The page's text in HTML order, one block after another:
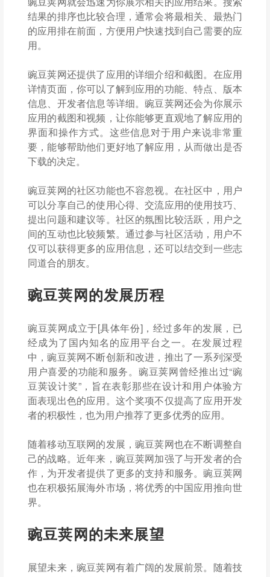
结果的排序也比较合理，通常会将最相关、最热门
的应用排在前面，方便用户快速找到自己需要的应
用。
豌豆荚网还提供了应用的详细介绍和截图。在应用
详情页面，你可以了解到应用的功能、特点、版本
信息、开发者信息等详细。豌豆荚网还会为你展示
应用的截图和视频，让你能够更直观地了解应用的
界面和操作方式。这些信息对于用户来说非常重
要，能够帮助他们更好地了解应用，从而做出是否
下载的决定。
豌豆荚网的社区功能也不容忽视。在社区中，用户
可以分享自己的使用心得、交流应用的使用技巧、
提出问题和建议等。社区的氛围比较活跃，用户之
间的互动也比较频繁。通过参与社区活动，用户不
仅可以获得更多的应用信息，还可以结交到一些志
同道合的朋友。
豌豆荚网的发展历程
豌豆荚网成立于[具体年份]，经过多年的发展，已
经成为了国内知名的应用平台之一。在发展过程
中，豌豆荚网不断创新和改进，推出了一系列深受
用户喜爱的功能和服务。豌豆荚网曾经推出过“豌
豆荚设计奖”，旨在表彰那些在设计和用户体验方
面表现出色的应用。这个奖项不仅提高了应用开发
者的积极性，也为用户推荐了更多优秀的应用。
随着移动互联网的发展，豌豆荚网也在不断调整自
己的战略。近年来，豌豆荚网加强了与开发者的合
作，为开发者提供了更多的支持和服务。豌豆荚网
也在积极拓展海外市场，将优秀的中国应用推向世
界。
豌豆荚网的未来展望
展望未来，豌豆荚网有着广阔的发展前景。随着技